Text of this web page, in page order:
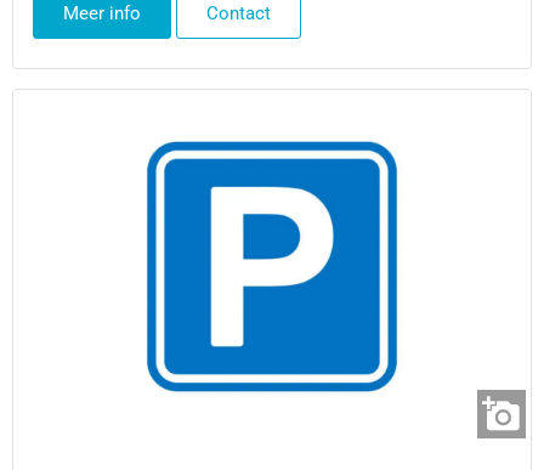
Meer info Contact